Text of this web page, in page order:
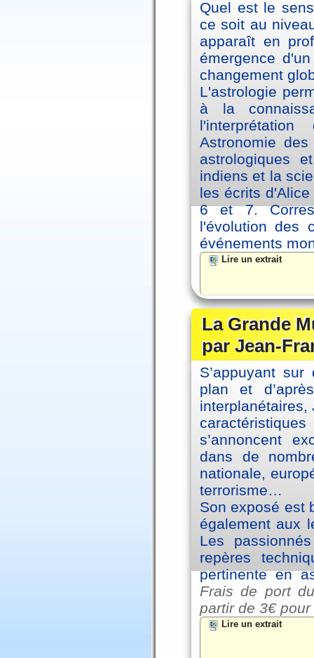
Quel est le
ce soit au
apparaît en
émergence
changement
L'astrologie
à la
Astronomie
astrologiques
indiens et la
les écrits
6 et 7.
l'évolution des
événements
Lire un extrait
La Grande
par Jean-
S’appuyant
plan et
interplanétaires,
s’annoncent
dans de
nationale,
terrorisme…
Son exposé est
également aux
Les
repères
pertinente en
Frais de port
partir de 3€
Lire un extrait